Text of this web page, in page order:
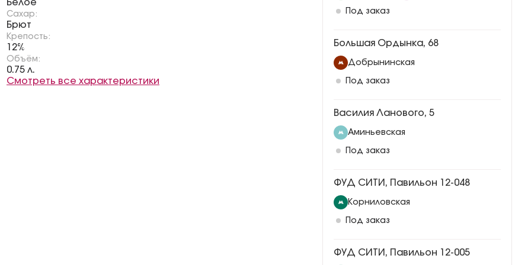
Белое
Сахар:
Брют
Крепость:
12%
Объём:
0.75 л.
Смотреть все характеристики
Под заказ
Большая Ордынка, 68
Добрынинская
Под заказ
Василия Ланового, 5
Аминьевская
Под заказ
ФУД СИТИ, Павильон 12-048
Корниловская
Под заказ
ФУД СИТИ, Павильон 12-005